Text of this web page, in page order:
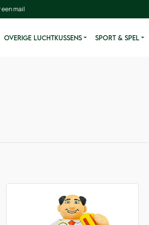
mail
OVERIGE LUCHTKUSSENS SPORT & SPEL